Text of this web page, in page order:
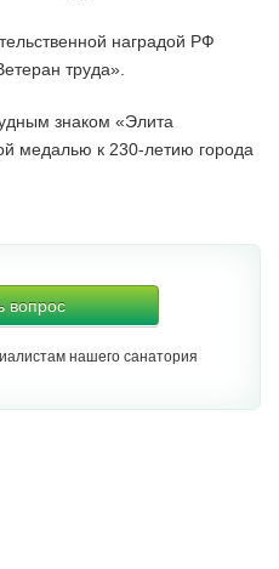
наградой РФ
труда».
знаком «Элита
медалью к 230-летию города
вопрос
нашего санатория